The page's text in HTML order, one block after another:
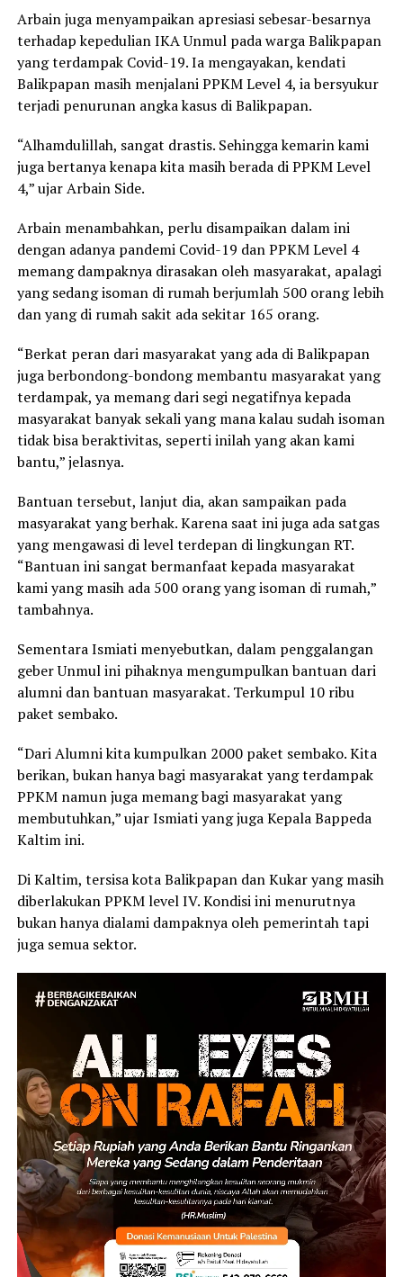
Arbain juga menyampaikan apresiasi sebesar-besarnya
terhadap kepedulian IKA Unmul pada warga Balikpapan
yang terdampak Covid-19. Ia mengayakan, kendati
Balikpapan masih menjalani PPKM Level 4, ia bersyukur
terjadi penurunan angka kasus di Balikpapan.
“Alhamdulillah, sangat drastis. Sehingga kemarin kami
juga bertanya kenapa kita masih berada di PPKM Level
4,” ujar Arbain Side.
Arbain menambahkan, perlu disampaikan dalam ini
dengan adanya pandemi Covid-19 dan PPKM Level 4
memang dampaknya dirasakan oleh masyarakat, apalagi
yang sedang isoman di rumah berjumlah 500 orang lebih
dan yang di rumah sakit ada sekitar 165 orang.
“Berkat peran dari masyarakat yang ada di Balikpapan
juga berbondong-bondong membantu masyarakat yang
terdampak, ya memang dari segi negatifnya kepada
masyarakat banyak sekali yang mana kalau sudah isoman
tidak bisa beraktivitas, seperti inilah yang akan kami
bantu,” jelasnya.
Bantuan tersebut, lanjut dia, akan sampaikan pada
masyarakat yang berhak. Karena saat ini juga ada satgas
yang mengawasi di level terdepan di lingkungan RT.
“Bantuan ini sangat bermanfaat kepada masyarakat
kami yang masih ada 500 orang yang isoman di rumah,”
tambahnya.
Sementara Ismiati menyebutkan, dalam penggalangan
geber Unmul ini pihaknya mengumpulkan bantuan dari
alumni dan bantuan masyarakat. Terkumpul 10 ribu
paket sembako.
“Dari Alumni kita kumpulkan 2000 paket sembako. Kita
berikan, bukan hanya bagi masyarakat yang terdampak
PPKM namun juga memang bagi masyarakat yang
membutuhkan,” ujar Ismiati yang juga Kepala Bappeda
Kaltim ini.
Di Kaltim, tersisa kota Balikpapan dan Kukar yang masih
diberlakukan PPKM level IV. Kondisi ini menurutnya
bukan hanya dialami dampaknya oleh pemerintah tapi
juga semua sektor.